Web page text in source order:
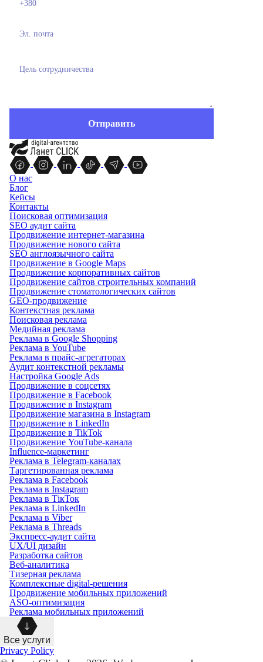
О нас
Блог
Кейсы
Контакты
Поисковая оптимизация
SEO аудит сайта
Продвижение интернет-магазина
Продвижение нового сайта
SEO англоязычного сайта
Продвижение в Google Maps
Продвижение корпоративных сайтов
Продвижение сайтов строительных компаний
Продвижение стоматологических сайтов
GEO-продвижение
Контекстная реклама
Поисковая реклама
Медийная реклама
Реклама в Google Shopping
Реклама в YouTube
Реклама в прайс-агрегаторах
Аудит контекстной рекламы
Настройка Google Ads
Продвижение в соцсетях
Продвижение в Facebook
Продвижение в Instagram
Продвижение магазина в Instagram
Продвижение в LinkedIn
Продвижение в TikTok
Продвижение YouTube-канала
Influence-маркетинг
Реклама в Telegram-каналах
Таргетированная реклама
Реклама в Facebook
Реклама в Instagram
Реклама в ТікТок
Реклама в LinkedIn
Реклама в Viber
Реклама в Threads
Экспресс-аудит сайта
UX/UI дизайн
Разработка сайтов
Веб-аналитика
Тизерная реклама
Комплексные digital-решения
Продвижение мобильных приложений
ASO-оптимизация
Реклама мобильных приложений
Все услуги
Privacy Policy